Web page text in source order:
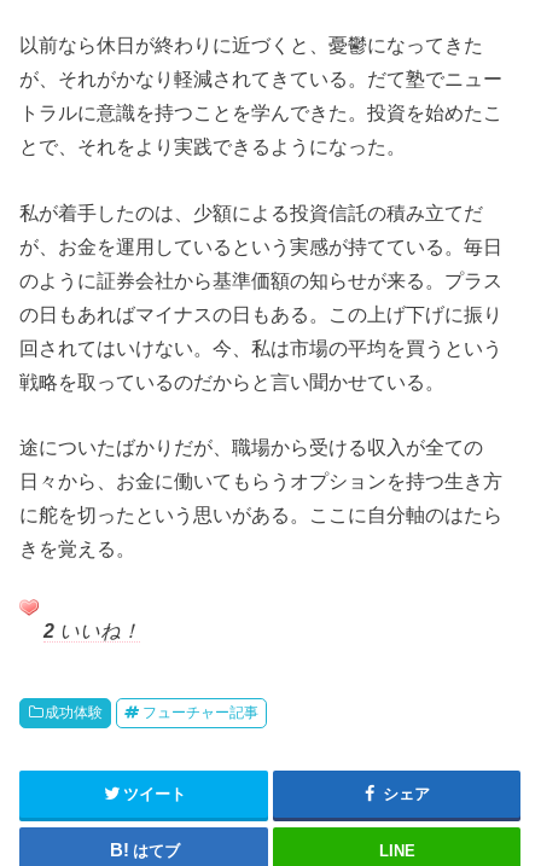
以前なら休日が終わりに近づくと、憂鬱になってきた
が、それがかなり軽減されてきている。だて塾でニュー
トラルに意識を持つことを学んできた。投資を始めたこ
とで、それをより実践できるようになった。
私が着手したのは、少額による投資信託の積み立てだ
が、お金を運用しているという実感が持てている。毎日
のように証券会社から基準価額の知らせが来る。プラス
の日もあればマイナスの日もある。この上げ下げに振り
回されてはいけない。今、私は市場の平均を買うという
戦略を取っているのだからと言い聞かせている。
途についたばかりだが、職場から受ける収入が全ての
日々から、お金に働いてもらうオプションを持つ生き方
に舵を切ったという思いがある。ここに自分軸のはたら
きを覚える。
2 いいね！
成功体験 フューチャー記事
ツイート シェア
はてブ LINE